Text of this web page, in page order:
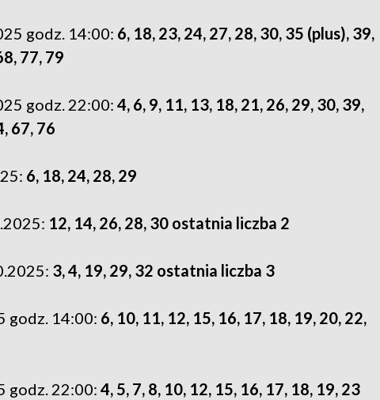
godz. 14:00: 6, 18, 23, 24, 27, 28, 30, 35 (plus), 39,
77, 79
godz. 22:00: 4, 6, 9, 11, 13, 18, 21, 26, 29, 30, 39,
67, 76
6, 18, 24, 28, 29
12, 14, 26, 28, 30 ostatnia liczba 2
3, 4, 19, 29, 32 ostatnia liczba 3
godz. 14:00: 6, 10, 11, 12, 15, 16, 17, 18, 19, 20, 22,
godz. 22:00: 4, 5, 7, 8, 10, 12, 15, 16, 17, 18, 19, 23